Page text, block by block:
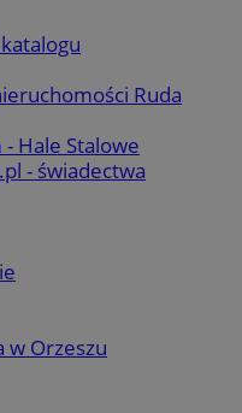
Ruda
Hale Stalowe
- świadectwa
w Orzeszu